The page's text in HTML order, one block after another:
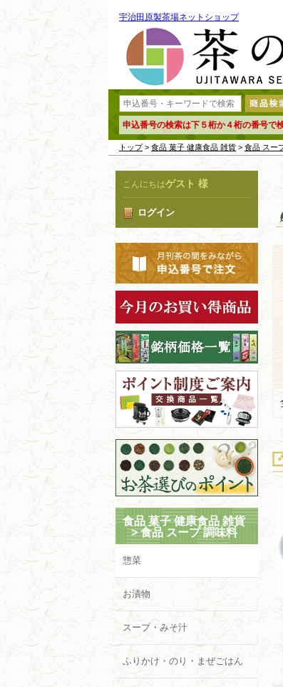
宇治田原製茶場ネットショップ
申込番号の検索は下５桁か４桁の番号で
トップ> 食品 菓子 健康食品 雑貨 > 食品 スー
こんにちはゲスト 様
ログイン
食品 菓子 健康食品 雑貨
>食品 スープ 調味料
惣菜
お漬物
スープ・みそ汁
ふりかけ・のり・まぜごはん